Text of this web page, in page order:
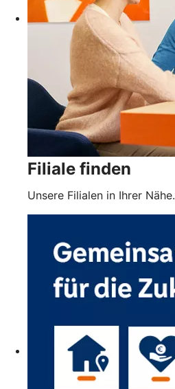
Filiale finden
Unsere Filialen in Ihrer Nähe.